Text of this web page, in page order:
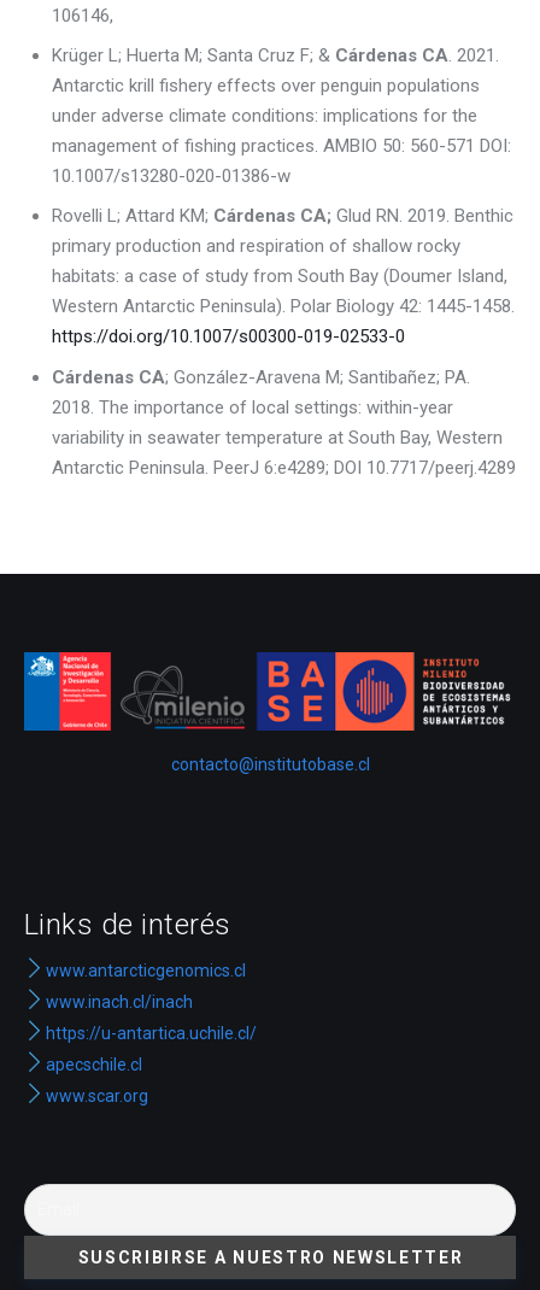
106146,
Krüger L; Huerta M; Santa Cruz F; & Cárdenas CA. 2021.
Antarctic krill fishery effects over penguin populations
under adverse climate conditions: implications for the
management of fishing practices. AMBIO 50: 560-571 DOI:
10.1007/s13280-020-01386-w
Rovelli L; Attard KM; Cárdenas CA; Glud RN. 2019. Benthic
primary production and respiration of shallow rocky
habitats: a case of study from South Bay (Doumer Island,
Western Antarctic Peninsula). Polar Biology 42: 1445-1458.
https://doi.org/10.1007/s00300-019-02533-0
Cárdenas CA; González-Aravena M; Santibañez; PA.
2018. The importance of local settings: within-year
variability in seawater temperature at South Bay, Western
Antarctic Peninsula. PeerJ 6:e4289; DOI 10.7717/peerj.4289
contacto@institutobase.cl
Links de interés
www.antarcticgenomics.cl
www.inach.cl/inach
https://u-antartica.uchile.cl/
apecschile.cl
www.scar.org